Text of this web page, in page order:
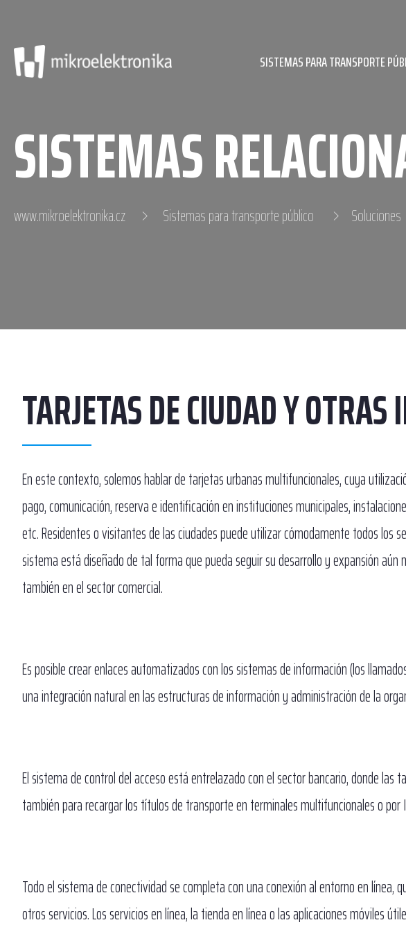
SISTEMAS PARA TRANSPORTE
SISTEMAS
www.mikroelektronika.cz Sistemas para transporte público Soluciones
TARJETAS DE CIUDAD Y
En este contexto, solemos hablar de tarjetas urbanas multifuncionales, cuya
pago, comunicación, reserva e identificación en instituciones municipales,
etc. Residentes o visitantes de las ciudades puede utilizar cómodamente todos los
sistema está diseñado de tal forma que pueda seguir su desarrollo y expansión aún
también en el sector comercial.
Es posible crear enlaces automatizados con los sistemas de información (los
una integración natural en las estructuras de información y administración de la
El sistema de control del acceso está entrelazado con el sector bancario, donde
también para recargar los títulos de transporte en terminales multifuncionales o por
Todo el sistema de conectividad se completa con una conexión al entorno en línea,
otros servicios. Los servicios en línea, la tienda en línea o las aplicaciones móviles